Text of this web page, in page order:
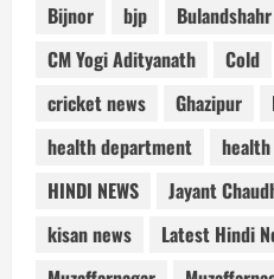
Bijnor
bjp Bulandshahr
CM Yogi Adityanath
Cold
cricket news
Ghazipur
health department
HINDI NEWS
Jayant
kisan news
Latest Hindi